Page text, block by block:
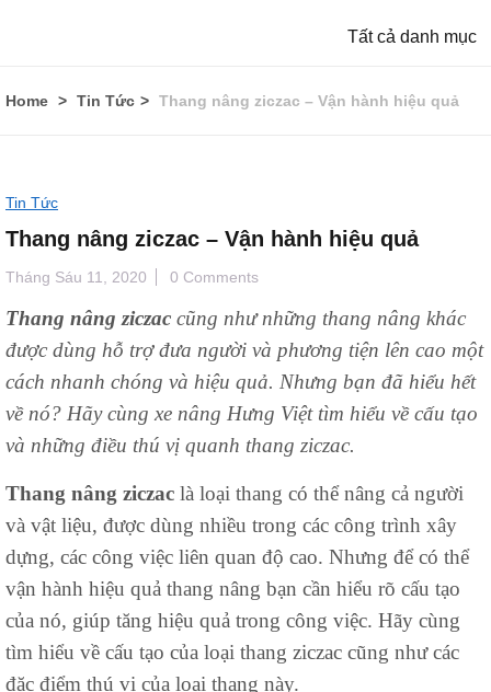
Tất cả danh mục
Home Tin Tức Thang nâng ziczac – Vận hành hiệu quả
Tin Tức
Thang nâng ziczac – Vận hành hiệu quả
Tháng Sáu 11, 2020 0 Comments
Thang nâng ziczac cũng như những thang nâng khác
được dùng hỗ trợ đưa người và phương tiện lên cao một
cách nhanh chóng và hiệu quả. Nhưng bạn đã hiểu hết
về nó? Hãy cùng xe nâng Hưng Việt tìm hiểu về cấu tạo
và những điều thú vị quanh thang ziczac.
Thang nâng ziczac là loại thang có thể nâng cả người
và vật liệu, được dùng nhiều trong các công trình xây
dựng, các công việc liên quan độ cao. Nhưng để có thể
vận hành hiệu quả thang nâng bạn cần hiểu rõ cấu tạo
của nó, giúp tăng hiệu quả trong công việc. Hãy cùng
tìm hiểu về cấu tạo của loại thang ziczac cũng như các
đặc điểm thú vị của loại thang này.